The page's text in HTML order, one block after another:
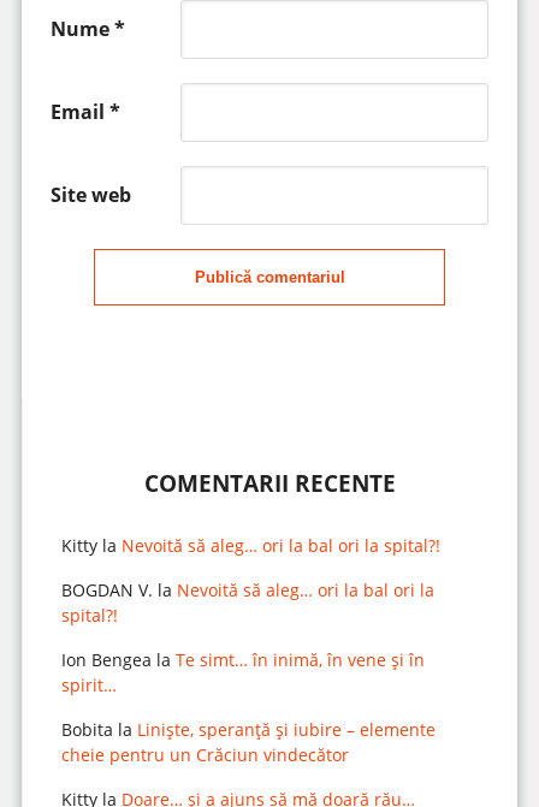
Nume*
Email *
Site web
Publică comentariul
COMENTARII RECENTE
Kittyla Nevoită să aleg… ori la bal ori la spital?!
BOGDAN V. la Nevoită să aleg… ori la bal ori la
spital?!
Ion Bengea la Te simt… în inimă, în vene și în
spirit…
Bobita la Liniște, speranță și iubire – elemente
cheie pentru un Crăciun vindecător
Kittyla Doare… și a ajuns să mă doară rău…